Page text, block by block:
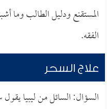
المستقنع ودليل الطالب وما
الفقه.
علاج السحر
السؤال: السائل من ليبيا